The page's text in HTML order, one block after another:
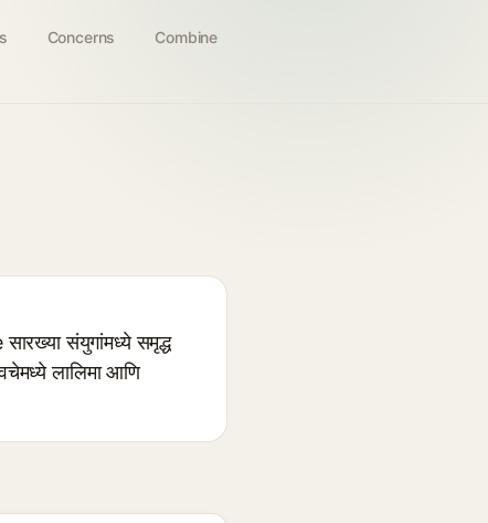
Concerns Combine
संयुगांमध्ये समृद्ध
लालिमा आणि